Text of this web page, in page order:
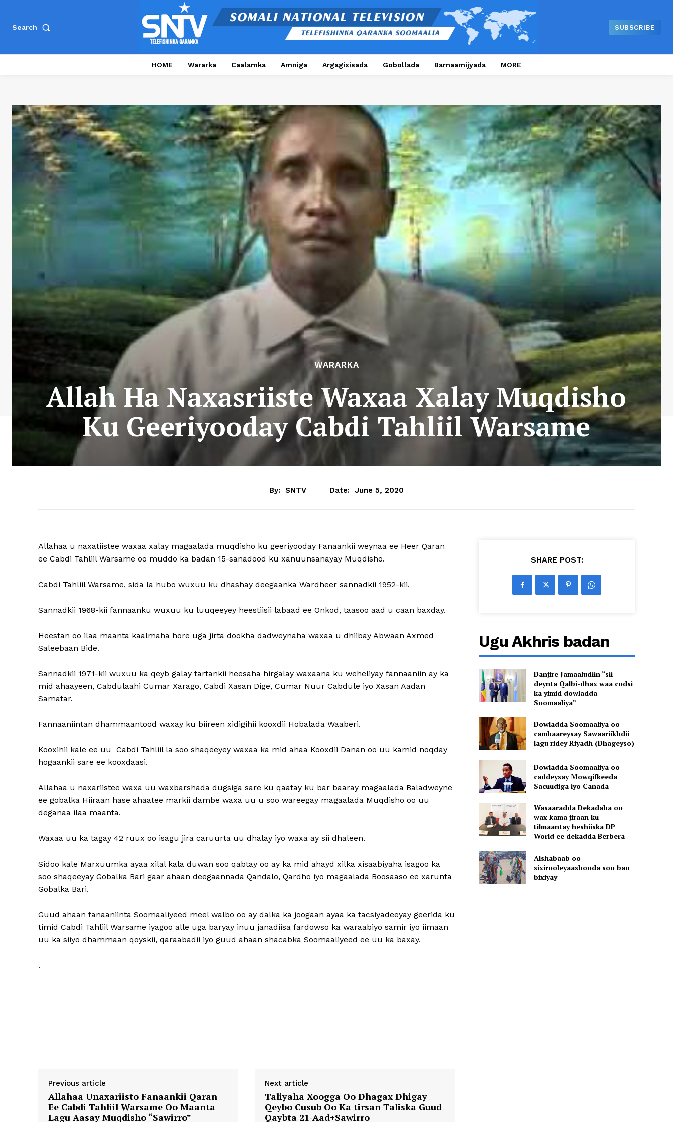
Search SUBSCRIBE
HOME Wararka Caalamka Amniga Argagixisada Gobollada Barnaamijyada MORE
WARARKA
Allah Ha Naxasriiste Waxaa Xalay Muqdisho
Ku Geeriyooday Cabdi Tahliil Warsame
By: SNTV Date: June 5, 2020
Allahaa u naxatiistee waxaa xalay magaalada muqdisho ku geeriyooday Fanaankii weynaa ee Heer Qaran
ee Cabdi Tahliil Warsame oo muddo ka badan 15-sanadood ku xanuunsanayay Muqdisho.
Cabdi Tahliil Warsame, sida la hubo wuxuu ku dhashay deegaanka Wardheer sannadkii 1952-kii.
Sannadkii 1968-kii fannaanku wuxuu ku luuqeeyey heestiisii labaad ee Onkod, taasoo aad u caan baxday.
Heestan oo ilaa maanta kaalmaha hore uga jirta dookha dadweynaha waxaa u dhiibay Abwaan Axmed
Saleebaan Bide.
Sannadkii 1971-kii wuxuu ka qeyb galay tartankii heesaha hirgalay waxaana ku weheliyay fannaaniin ay ka
mid ahaayeen, Cabdulaahi Cumar Xarago, Cabdi Xasan Dige, Cumar Nuur Cabdule iyo Xasan Aadan
Samatar.
Fannaaniintan dhammaantood waxay ku biireen xidigihii kooxdii Hobalada Waaberi.
Kooxihii kale ee uu Cabdi Tahliil la soo shaqeeyey waxaa ka mid ahaa Kooxdii Danan oo uu kamid noqday
hogaankii sare ee kooxdaasi.
Allahaa u naxariistee waxa uu waxbarshada dugsiga sare ku qaatay ku bar baaray magaalada Baladweyne
ee gobalka Hiiraan hase ahaatee markii dambe waxa uu u soo wareegay magaalada Muqdisho oo uu
deganaa ilaa maanta.
Waxaa uu ka tagay 42 ruux oo isagu jira caruurta uu dhalay iyo waxa ay sii dhaleen.
Sidoo kale Marxuumka ayaa xilal kala duwan soo qabtay oo ay ka mid ahayd xilka xisaabiyaha isagoo ka
soo shaqeeyay Gobalka Bari gaar ahaan deegaannada Qandalo, Qardho iyo magaalada Boosaaso ee xarunta
Gobalka Bari.
Guud ahaan fanaaniinta Soomaaliyeed meel walbo oo ay dalka ka joogaan ayaa ka tacsiyadeeyay geerida ku
timid Cabdi Tahliil Warsame iyagoo alle uga baryay inuu janadiisa fardowso ka waraabiyo samir iyo iimaan
uu ka siiyo dhammaan qoyskii, qaraabadii iyo guud ahaan shacabka Soomaaliyeed ee uu ka baxay.
.
Previous article
Allahaa Unaxariisto Fanaankii Qaran
Ee Cabdi Tahliil Warsame Oo Maanta
Lagu Aasay Muqdisho “Sawirro”
Next article
Taliyaha Xoogga Oo Dhagax Dhigay
Qeybo Cusub Oo Ka tirsan Taliska Guud
Qaybta 21-Aad+Sawirro
SHARE POST:
Ugu Akhris badan
Danjire Jamaaludiin “sii
deynta Qalbi-dhax waa codsi
ka yimid dowladda
Soomaaliya”
Dowladda Soomaaliya oo
cambaareysay Sawaariikhdii
lagu ridey Riyadh (Dhageyso)
Dowladda Soomaaliya oo
caddeysay Mowqifkeeda
Sacuudiga iyo Canada
Wasaaradda Dekadaha oo
wax kama jiraan ku
tilmaantay heshiiska DP
World ee dekadda Berbera
Alshabaab oo
sixirooleyaashooda soo ban
bixiyay